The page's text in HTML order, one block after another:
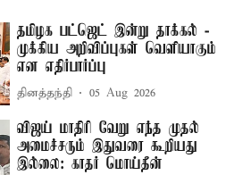
தமிழக பட்ஜெட் இன்று தாக்கல் -
முக்கிய அறிவிப்புகள் வெளியாகும்
என எதிர்பார்ப்பு
தினத்தந்தி 05 Aug 2026
விஜய் மாதிரி வேறு எந்த முதல்
அமைச்சரும் இதுவரை கூறியது
இல்லை: காதர் மொய்தீன்